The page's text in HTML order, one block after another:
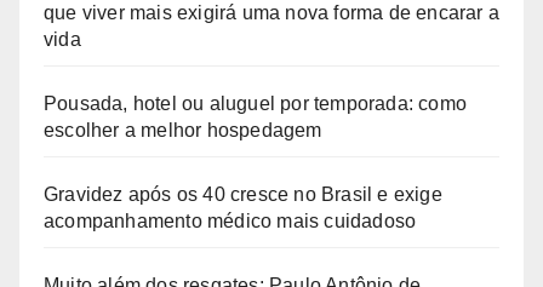
que viver mais exigirá uma nova forma de encarar a
vida
Pousada, hotel ou aluguel por temporada: como
escolher a melhor hospedagem
Gravidez após os 40 cresce no Brasil e exige
acompanhamento médico mais cuidadoso